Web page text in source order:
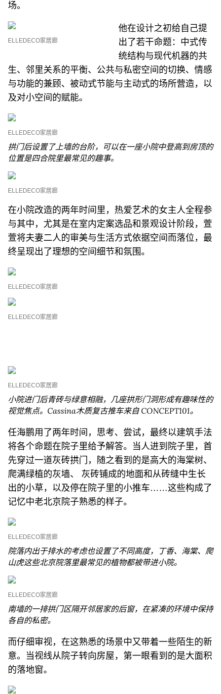
场。
ELLEDECO家居廊
他在设计之初给自己提
出了若干命题：中式传
统结构与现代机器的共
生、邻里关系的平衡、公共与私密空间的切换、情感
与功能的兼顾、被动式节能与主动式的场所营造，以
及对小空间的赋能。
ELLEDECO家居廊
拱门后设置了上墙的台阶，可以在一座小院中登高到房顶的
位置是四合院里最常见的趣事。
ELLEDECO家居廊
在小院改造的两年时间里，热爱艺术的女主人全程参
与其中，尤其是在室内定案选品和景观设计阶段，萱
萱将夫妻二人的审美与生活方式依据空间而落位，最
终呈现出了理想的空间细节和氛围。
ELLEDECO家居廊
ELLEDECO家居廊
ELLEDECO家居廊
小院进门后青砖与绿意相融，几座拱形门洞形成有趣味性的
视觉焦点。Cassina木质复古推车来自 CONCEPT101。
任海鹏用了两年时间，思考、尝试，最终以建筑手法
将各个命题在院子里给予解答。当人进到院子里，首
先穿过一道灰砖拱门，随之看到的是高大的海棠树、
爬满绿植的灰墙、 灰砖铺成的地面和从砖缝中生长
出的小草，以及停在院子里的小推车……这些构成了
记忆中老北京院子熟悉的样子。
ELLEDECO家居廊
院落内出于排水的考虑也设置了不同高度，丁香、海棠、爬
山虎这些北京院落里最常见的植物都被带进小院。
ELLEDECO家居廊
南墙的一排拱门区隔开邻居家的后窗，在紧凑的环境中保持
各自的私密。
而仔细审视，在这熟悉的场景中又带着一些陌生的新
意。当视线从院子转向房屋，第一眼看到的是大面积
的落地窗。